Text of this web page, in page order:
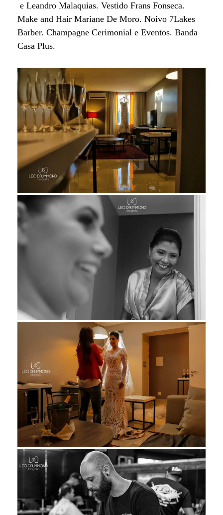
e Leandro Malaquias. Vestido Frans Fonseca.
Make and Hair Mariane De Moro. Noivo 7Lakes
Barber. Champagne Cerimonial e Eventos. Banda
Casa Plus.